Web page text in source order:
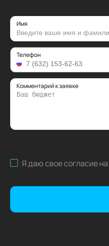
Имя
Телефон
Комментарий к заявке
Я даю свое согласие на